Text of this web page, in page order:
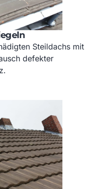
Steildachs mit
defekter